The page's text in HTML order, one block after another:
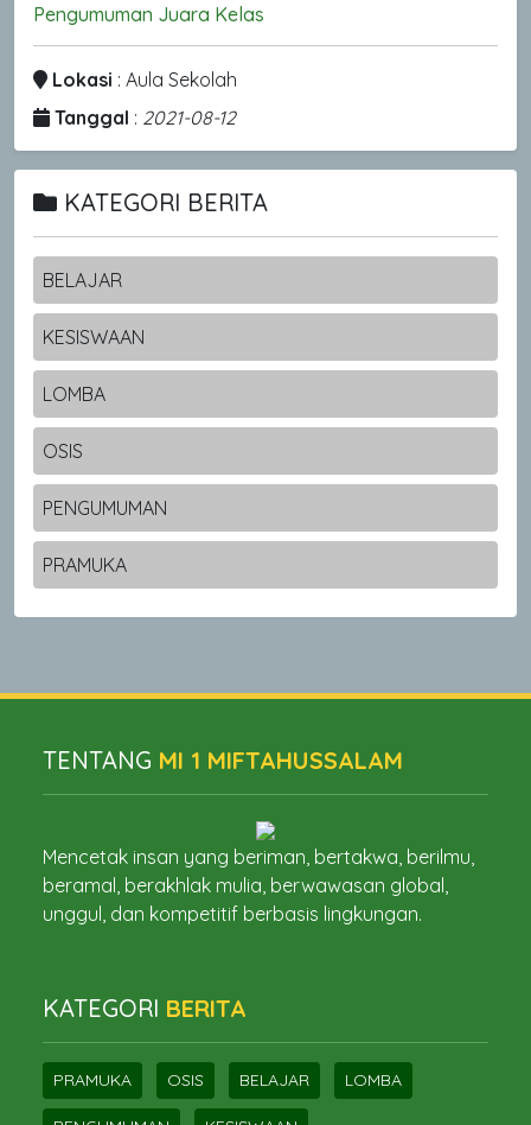
Pengumuman Juara Kelas
Lokasi : Aula Sekolah
Tanggal : 2021-08-12
KATEGORI BERITA
BELAJAR
KESISWAAN
LOMBA
OSIS
PENGUMUMAN
PRAMUKA
TENTANG MI 1 MIFTAHUSSALAM
Mencetak insan yang beriman, bertakwa, berilmu,
beramal, berakhlak mulia, berwawasan global,
unggul, dan kompetitif berbasis lingkungan.
KATEGORI BERITA
PRAMUKA OSIS BELAJAR LOMBA